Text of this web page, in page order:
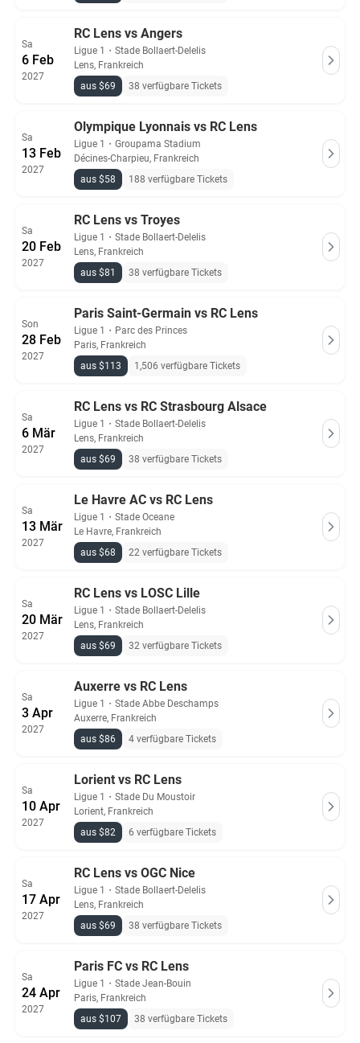
Sa
6 Feb
2027
RC Lens vs Angers
Ligue 1 ・ Stade Bollaert-Delelis
Lens, Frankreich
aus $69
38 verfügbare Tickets
Sa
13 Feb
2027
Olympique Lyonnais vs RC Lens
Ligue 1 ・ Groupama Stadium
Décines-Charpieu, Frankreich
aus $58
188 verfügbare Tickets
Sa
20 Feb
2027
RC Lens vs Troyes
Ligue 1 ・ Stade Bollaert-Delelis
Lens, Frankreich
aus $81
38 verfügbare Tickets
Son
28 Feb
2027
Paris Saint-Germain vs RC Lens
Ligue 1 ・ Parc des Princes
Paris, Frankreich
aus $113
1,506 verfügbare Tickets
Sa
6 Mär
2027
RC Lens vs RC Strasbourg Alsace
Ligue 1 ・ Stade Bollaert-Delelis
Lens, Frankreich
aus $69
38 verfügbare Tickets
Sa
13 Mär
2027
Le Havre AC vs RC Lens
Ligue 1 ・ Stade Oceane
Le Havre, Frankreich
aus $68
22 verfügbare Tickets
Sa
20 Mär
2027
RC Lens vs LOSC Lille
Ligue 1 ・ Stade Bollaert-Delelis
Lens, Frankreich
aus $69
32 verfügbare Tickets
Sa
3 Apr
2027
Auxerre vs RC Lens
Ligue 1 ・ Stade Abbe Deschamps
Auxerre, Frankreich
aus $86
4 verfügbare Tickets
Sa
10 Apr
2027
Lorient vs RC Lens
Ligue 1 ・ Stade Du Moustoir
Lorient, Frankreich
aus $82
6 verfügbare Tickets
Sa
17 Apr
2027
RC Lens vs OGC Nice
Ligue 1 ・ Stade Bollaert-Delelis
Lens, Frankreich
aus $69
38 verfügbare Tickets
Sa
24 Apr
2027
Paris FC vs RC Lens
Ligue 1 ・ Stade Jean-Bouin
Paris, Frankreich
aus $107
38 verfügbare Tickets